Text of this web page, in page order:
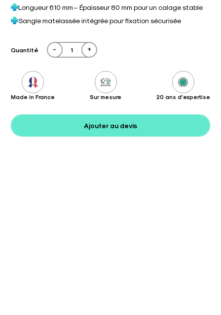
Longueur 610 mm – Épaisseur 80 mm pour un calage stable
Sangle matelassée intégrée pour fixation sécurisée
Quantité - +
Made in France Sur mesure 20 ans d'expertise
Ajouter au devis